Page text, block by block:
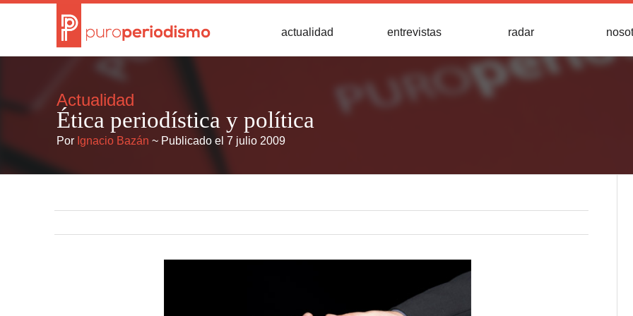
actualidad entrevistas radar
Actualidad
Ética periodística y política
Por Ignacio Bazán ~ Publicado el 7 julio 2009